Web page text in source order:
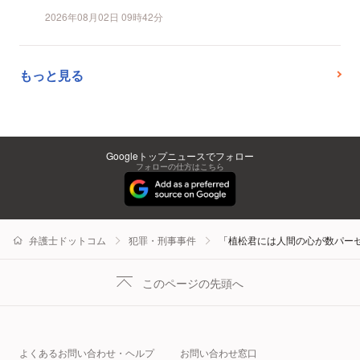
2026年08月02日 09時42分
もっと見る
Googleトップニュースでフォロー
フォローの仕方はこちら
弁護士ドットコム 犯罪・刑事事件 「植松君には人間の心が数パ
このページの先頭へ
よくあるお問い合わせ・ヘルプ お問い合わせ窓口